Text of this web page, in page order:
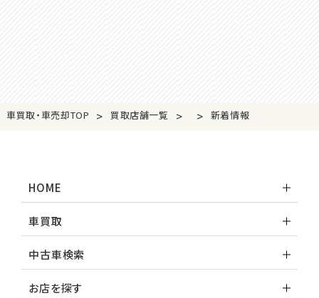
車買取・車売却TOP > 買取店舗一覧 > > 新着情報
HOME
車買取
中古車検索
お店を探す